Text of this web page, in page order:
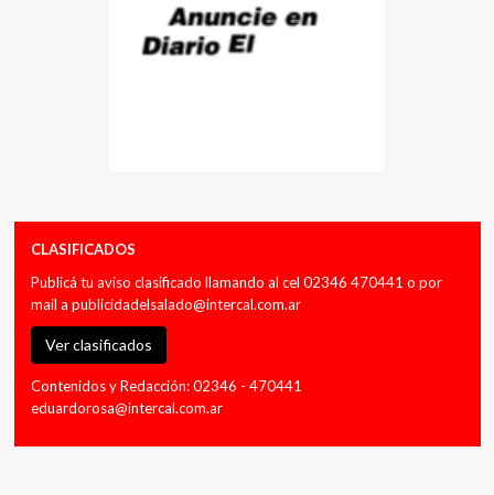
CLASIFICADOS
Publicá tu aviso clasificado llamando al cel 02346 470441 o por
mail a publicidadelsalado@intercal.com.ar
Ver clasificados
Contenidos y Redacción: 02346 - 470441
eduardorosa@intercal.com.ar